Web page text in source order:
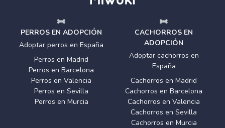
PERROS EN ADOPCIÓN
Adoptar perros en España
Perros en Madrid
Perros en Barcelona
Perros en Valencia
Perros en Sevilla
Perros en Murcia
CACHORROS EN
ADOPCIÓN
Adoptar cachorros en
España
Cachorros en Madrid
Cachorros en Barcelona
Cachorros en Valencia
Cachorros en Sevilla
Cachorros en Murcia